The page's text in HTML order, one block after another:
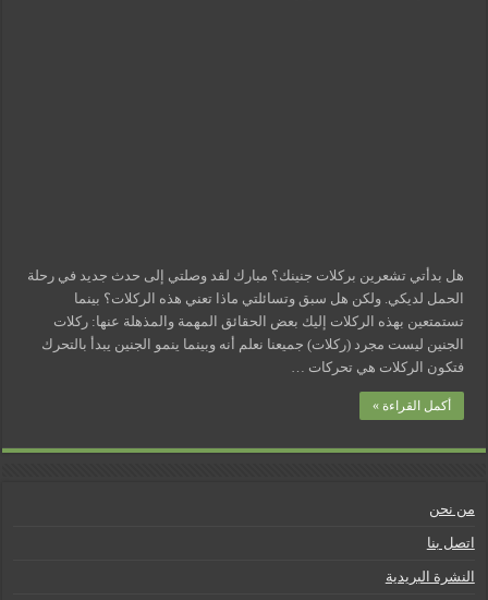
هل بدأتي تشعرين بركلات جنينك؟ مبارك لقد وصلتي إلى حدث جديد في رحلة
الحمل لديكي. ولكن هل سبق وتسائلتي ماذا تعني هذه الركلات؟ بينما
تستمتعين بهذه الركلات إليك بعض الحقائق المهمة والمذهلة عنها: ركلات
الجنين ليست مجرد (ركلات) جميعنا نعلم أنه وبينما ينمو الجنين يبدأ بالتحرك
فتكون الركلات هي تحركات …
أكمل القراءة »
من نحن
اتصل بنا
النشرة البريدية